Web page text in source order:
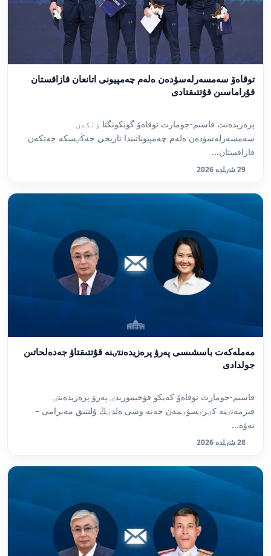
توقاەۆ سەمسەرلەسۋدەن ەلەم چەمپيونى اتانعان قازاقستان
قۇراماسىن قۇتتىقتادى
پرەزيدەنت قاسىم-جومارت توقاەۆ گونكونگتا ٶتكەن
سەمسەرلەسۋدەن ەلەم چەمپيوناتىندا تاريحي جەڭٸسكە جەتكەن
قازاقستان...
29 شٸلدە 2026
مەملەكەت باسشىسى پەرۋ پرەزيدەنتٸنە قۇتتىقتاۋ جەدەلحاتىن
جولدادى
قاسىم-جومارت توقاەۆ كەيكو فۋحيموريدٸ پەرۋ پرەزيدەنتٸ
قىزمەتٸنە كٸرٸسۋٸمەن جەنە وسى ەلدٸڭ ۇلتتىق مەيرامى –
تەۋە...
28 شٸلدە 2026